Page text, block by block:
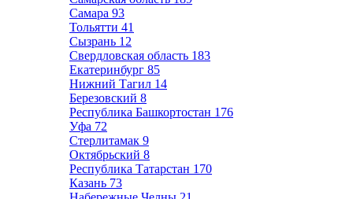
Самара 93
Тольятти 41
Сызрань 12
Свердловская область 183
Екатеринбург 85
Нижний Тагил 14
Березовский 8
Республика Башкортостан 176
Уфа 72
Стерлитамак 9
Октябрьский 8
Республика Татарстан 170
Казань 73